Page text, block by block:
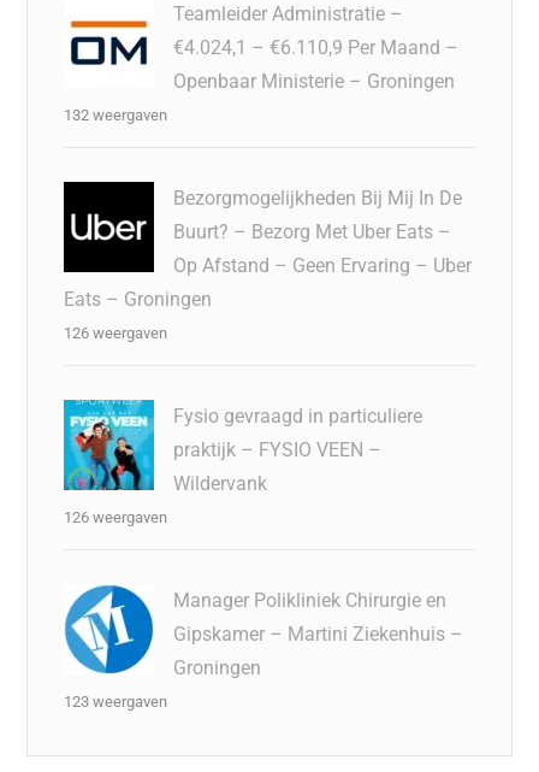
Teamleider Administratie –
€4.024,1 – €6.110,9 Per Maand –
Openbaar Ministerie – Groningen
132 weergaven
Bezorgmogelijkheden Bij Mij In De
Buurt? – Bezorg Met Uber Eats –
Op Afstand – Geen Ervaring – Uber
Eats – Groningen
126 weergaven
Fysio gevraagd in particuliere
praktijk – FYSIO VEEN –
Wildervank
126 weergaven
Manager Polikliniek Chirurgie en
Gipskamer – Martini Ziekenhuis –
Groningen
123 weergaven